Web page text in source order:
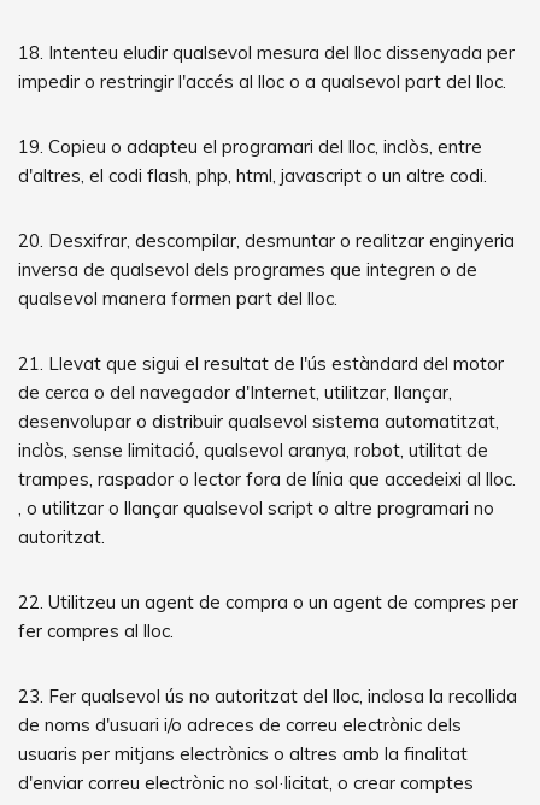
18. Intenteu eludir qualsevol mesura del lloc dissenyada per
impedir o restringir l'accés al lloc o a qualsevol part del lloc.
19. Copieu o adapteu el programari del lloc, inclòs, entre
d'altres, el codi flash, php, html, javascript o un altre codi.
20. Desxifrar, descompilar, desmuntar o realitzar enginyeria
inversa de qualsevol dels programes que integren o de
qualsevol manera formen part del lloc.
21. Llevat que sigui el resultat de l'ús estàndard del motor
de cerca o del navegador d'Internet, utilitzar, llançar,
desenvolupar o distribuir qualsevol sistema automatitzat,
inclòs, sense limitació, qualsevol aranya, robot, utilitat de
trampes, raspador o lector fora de línia que accedeixi al lloc.
, o utilitzar o llançar qualsevol script o altre programari no
autoritzat.
22. Utilitzeu un agent de compra o un agent de compres per
fer compres al lloc.
23. Fer qualsevol ús no autoritzat del lloc, inclosa la recollida
de noms d'usuari i/o adreces de correu electrònic dels
usuaris per mitjans electrònics o altres amb la finalitat
d'enviar correu electrònic no sol·licitat, o crear comptes